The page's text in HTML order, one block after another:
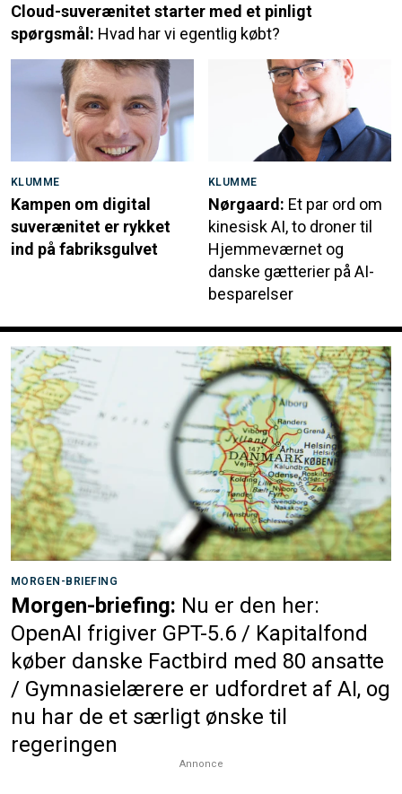
Cloud-suverænitet starter med et pinligt
spørgsmål: Hvad har vi egentlig købt?
KLUMME
Kampen om digital
suverænitet er rykket
ind på fabriksgulvet
KLUMME
Nørgaard: Et par ord om
kinesisk AI, to droner til
Hjemmeværnet og
danske gætterier på AI-
besparelser
MORGEN-BRIEFING
Morgen-briefing: Nu er den her:
OpenAI frigiver GPT-5.6 / Kapitalfond
køber danske Factbird med 80 ansatte
/ Gymnasielærere er udfordret af AI, og
nu har de et særligt ønske til
regeringen
Annonce